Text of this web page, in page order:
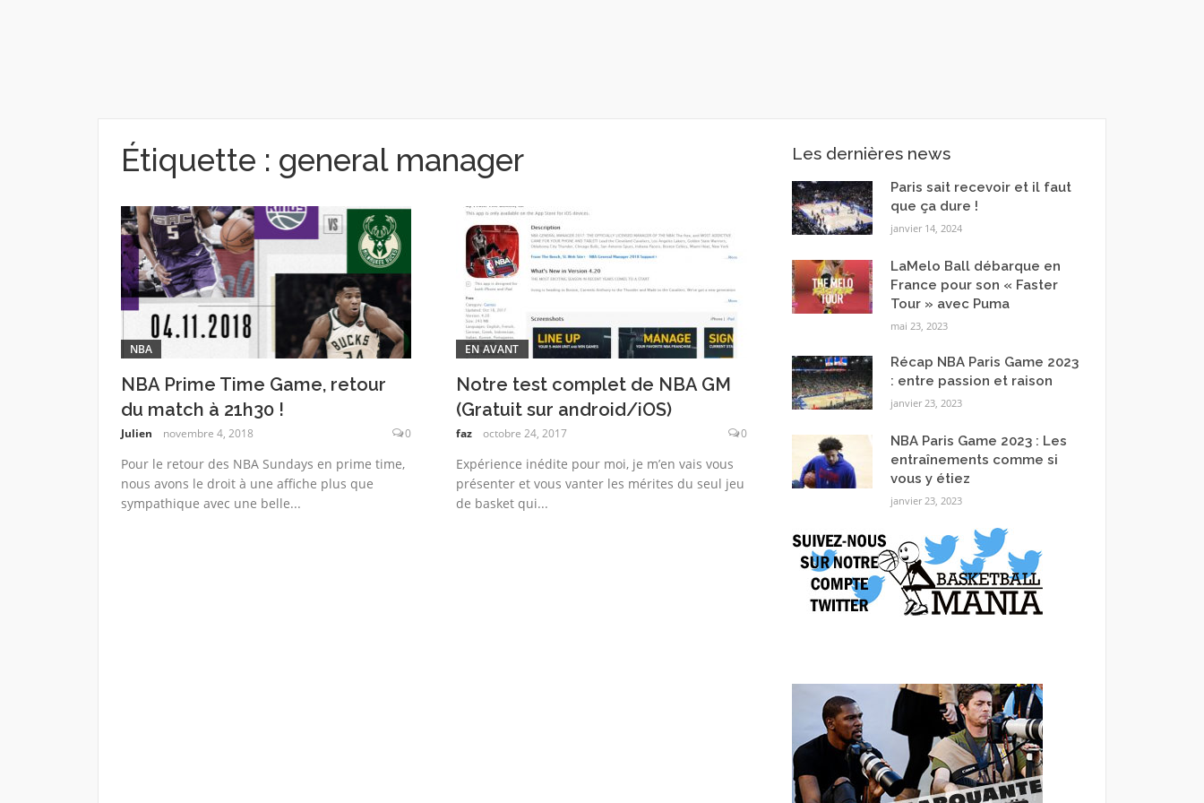
Étiquette : general manager
NBA
NBA Prime Time Game, retour
du match à 21h30 !
Julien novembre 4, 2018 0
Pour le retour des NBA Sundays en prime time,
nous avons le droit à une affiche plus que
sympathique avec une belle...
EN AVANT
Notre test complet de NBA GM
(Gratuit sur android/iOS)
faz octobre 24, 2017 0
Expérience inédite pour moi, je m’en vais vous
présenter et vous vanter les mérites du seul jeu
de basket qui...
Les dernières news
Paris sait recevoir et il faut
que ça dure !
janvier 14, 2024
LaMelo Ball débarque en
France pour son « Faster
Tour » avec Puma
mai 23, 2023
Récap NBA Paris Game 2023
: entre passion et raison
janvier 23, 2023
NBA Paris Game 2023 : Les
entraînements comme si
vous y étiez
janvier 23, 2023